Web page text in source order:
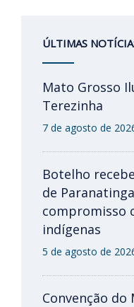
ÚLTIMAS
Mato Grosso
Terezinha
7 de agosto de
Botelho
de
compromisso
indígenas
5 de agosto de
Convenção do